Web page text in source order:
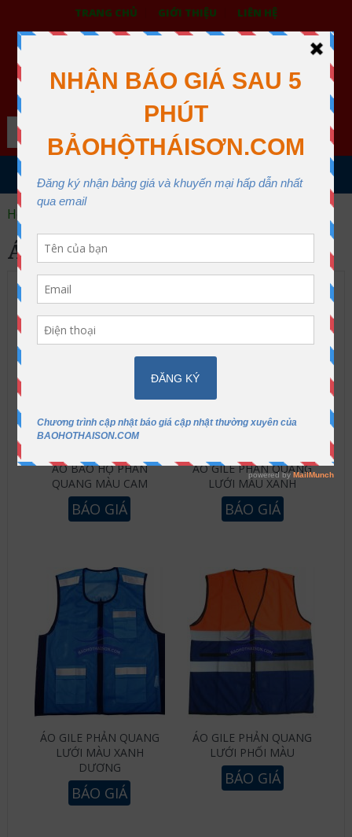
TRANG CHỦ GIỚI THIỆU LIÊN HỆ
BẢO HỘ LAO ĐỘNG THÁI SƠN
XƯỞNG MAY THÁI SƠN QUẬN 12
Search
MENU
Home
ÁO PHẢN QUANG HCM
ÁO BẢO HỘ PHẢN
QUANG MÀU CAM
BÁO GIÁ
ÁO GILE PHẢN QUANG
LƯỚI MÀU XANH
BÁO GIÁ
ÁO GILE PHẢN QUANG
LƯỚI MÀU XANH
DƯƠNG
BÁO GIÁ
ÁO GILE PHẢN QUANG
LƯỚI PHỐI MÀU
BÁO GIÁ